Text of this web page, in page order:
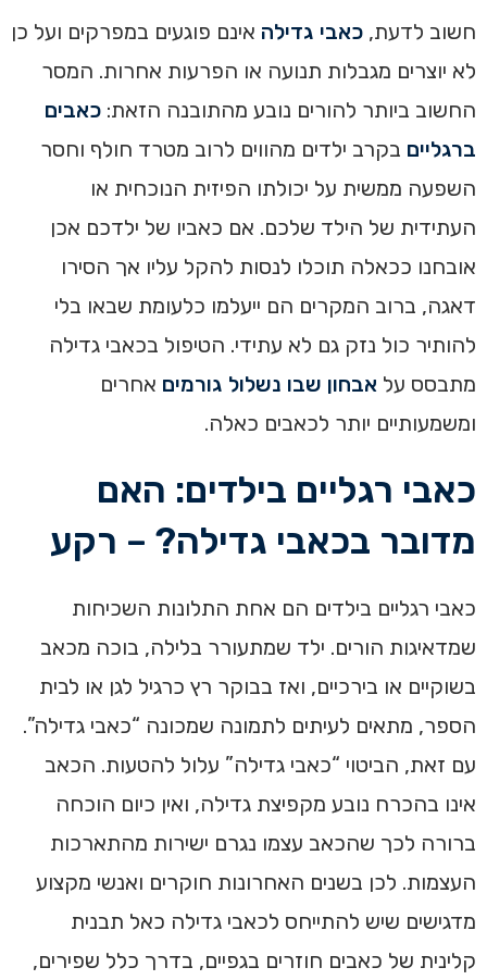
חשוב לדעת, כאבי גדילה אינם פוגעים במפרקים ועל כן
לא יוצרים מגבלות תנועה או הפרעות אחרות. המסר
החשוב ביותר להורים נובע מהתובנה הזאת: כאבים
ברגליים בקרב ילדים מהווים לרוב מטרד חולף וחסר
השפעה ממשית על יכולתו הפיזית הנוכחית או
העתידית של הילד שלכם. אם כאביו של ילדכם אכן
אובחנו ככאלה תוכלו לנסות להקל עליו אך הסירו
דאגה, ברוב המקרים הם ייעלמו כלעומת שבאו בלי
להותיר כול נזק גם לא עתידי. הטיפול בכאבי גדילה
מתבסס על אבחון שבו נשלול גורמים אחרים
ומשמעותיים יותר לכאבים כאלה.
כאבי רגליים בילדים: האם
מדובר בכאבי גדילה? – רקע
כאבי רגליים בילדים הם אחת התלונות השכיחות
שמדאיגות הורים. ילד שמתעורר בלילה, בוכה מכאב
בשוקיים או בירכיים, ואז בבוקר רץ כרגיל לגן או לבית
הספר, מתאים לעיתים לתמונה שמכונה “כאבי גדילה”.
עם זאת, הביטוי “כאבי גדילה” עלול להטעות. הכאב
אינו בהכרח נובע מקפיצת גדילה, ואין כיום הוכחה
ברורה לכך שהכאב עצמו נגרם ישירות מהתארכות
העצמות. לכן בשנים האחרונות חוקרים ואנשי מקצוע
מדגישים שיש להתייחס לכאבי גדילה כאל תבנית
קלינית של כאבים חוזרים בגפיים, בדרך כלל שפירים,